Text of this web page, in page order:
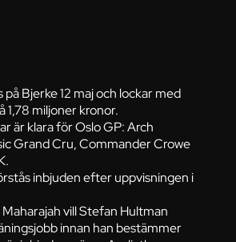
på Bjerke 12 maj och lockar med
1,78 miljoner kronor.
är klara för Oslo GP: Arch
Grand Cru, Commander Crowe
inbjuden efter uppvisningen i
vill Stefan Hultman
innan han bestämmer